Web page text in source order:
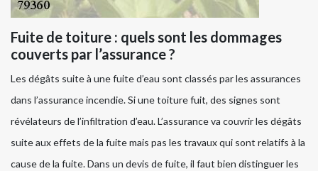
Fuite de toiture : quels sont les dommages
couverts par l’assurance ?
Les dégâts suite à une fuite d’eau sont classés par les assurances
dans l’assurance incendie. Si une toiture fuit, des signes sont
révélateurs de l’infiltration d’eau. L’assurance va couvrir les dégâts
suite aux effets de la fuite mais pas les travaux qui sont relatifs à la
cause de la fuite. Dans un devis de fuite, il faut bien distinguer les